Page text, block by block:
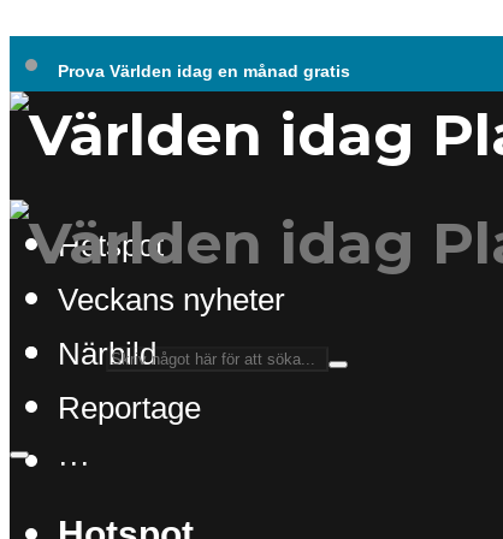
Prova Världen idag en månad gratis
Hotspot
Veckans nyheter
Närbild
Reportage
···